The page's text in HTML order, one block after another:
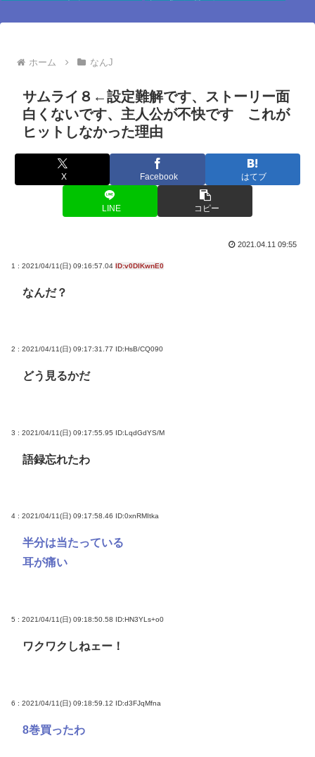
ホーム なんJ
サムライ８←設定難解です、ストーリー面
白くないです、主人公が不快です これが
ヒットしなかった理由
X Facebook はてブ
LINE コピー
2021.04.11 09:55
1 : 2021/04/11(日) 09:16:57.04 ID:v0DlKwnE0
なんだ？
2 : 2021/04/11(日) 09:17:31.77 ID:HsB/CQ090
どう見るかだ
3 : 2021/04/11(日) 09:17:55.95 ID:LqdGdYS/M
語録忘れたわ
4 : 2021/04/11(日) 09:17:58.46 ID:0xnRMItka
半分は当たっている
耳が痛い
5 : 2021/04/11(日) 09:18:50.58 ID:HN3YLs+o0
ワクワクしねェー！
6 : 2021/04/11(日) 09:18:59.12 ID:d3FJqMfna
8巻買ったわ